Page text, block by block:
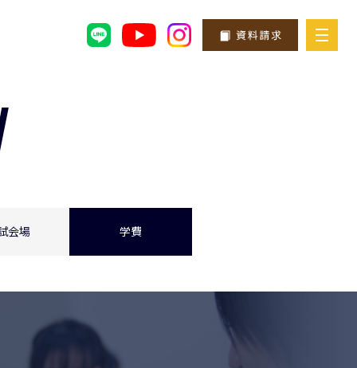
会場 学費